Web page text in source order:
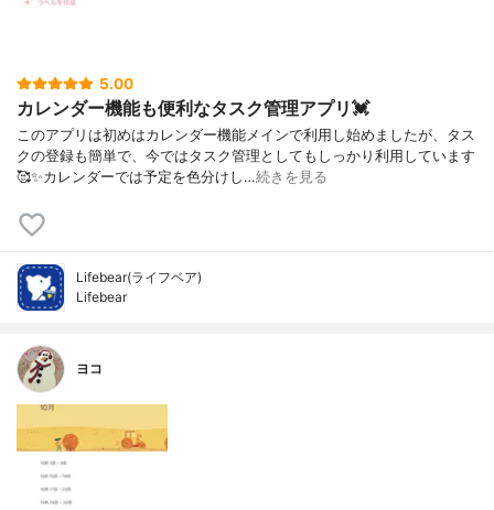
5.00
カレンダー機能も便利なタスク管理アプリ💓
このアプリは初めはカレンダー機能メインで利用し始めましたが、タス
クの登録も簡単で、今ではタスク管理としてもしっかり利用しています
🥰✨カレンダーでは予定を色分けし…続きを見る
Lifebear(ライフベア)
Lifebear
ヨコ